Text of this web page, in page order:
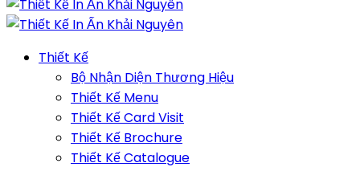
Thiết Kế
Bộ Nhận Diện Thương Hiệu
Thiết Kế Menu
Thiết Kế Card Visit
Thiết Kế Brochure
Thiết Kế Catalogue